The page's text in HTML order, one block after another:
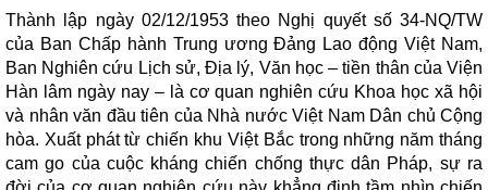
Thành lập ngày 02/12/1953 theo Nghị quyết số 34-NQ/TW
của Ban Chấp hành Trung ương Đảng Lao động Việt Nam,
Ban Nghiên cứu Lịch sử, Địa lý, Văn học – tiền thân của Viện
Hàn lâm ngày nay – là cơ quan nghiên cứu Khoa học xã hội
và nhân văn đầu tiên của Nhà nước Việt Nam Dân chủ Cộng
hòa. Xuất phát từ chiến khu Việt Bắc trong những năm tháng
cam go của cuộc kháng chiến chống thực dân Pháp, sự ra